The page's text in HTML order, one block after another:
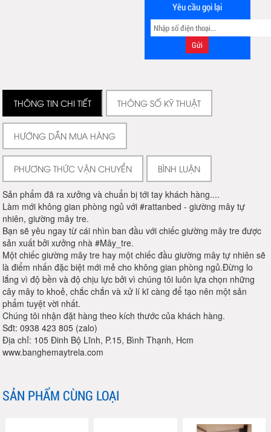
Yêu cầu gọi lại
THÔNG TIN CHI TIẾT THÔNG SỐ KỸ THUẬT
HƯỚNG DẪN MUA HÀNG
PHƯƠNG THỨC VẬN CHUYỂN BÌNH LUẬN
Sản phẩm đã ra xưởng và chuẩn bị tới tay khách hàng....
Làm mới không gian phòng ngủ với #rattanbed - giường mây tự
nhiên, giường mây tre.
Bạn sẽ yêu ngay từ cái nhìn ban đầu với chiếc giường mây tre được
sản xuất bởi xưởng nhà #Mây_tre.
Một chiếc giường mây tre hay một chiếc đầu giường mây tự nhiên sẽ
là điểm nhấn đặc biệt mới mẻ cho không gian phòng ngủ.Đừng lo
lắng vì độ bền và độ chịu lực bởi vì chúng tôi luôn lựa chọn những
cây mây to khoẻ, chắc chắn và xử lí kĩ càng để tạo nên một sản
phẩm tuyệt vời nhất.
Chúng tôi nhận đặt hàng theo kích thước của khách hàng.
Sđt: 0938 423 805 (zalo)
Địa chỉ: 105 Đinh Bộ Lĩnh, P.15, Bình Thạnh, Hcm
www.banghemaytrela.com
SẢN PHẨM CÙNG LOẠI